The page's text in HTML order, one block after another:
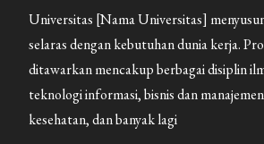
Universitas [Nama Universitas]
selaras dengan kebutuhan dunia kerja.
ditawarkan mencakup berbagai disiplin
teknologi informasi, bisnis dan
kesehatan, dan banyak lagi